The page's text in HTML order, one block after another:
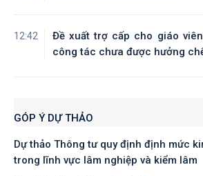
12:42
Đề xuất trợ cấp cho giáo
công tác chưa được hưởng
GÓP Ý DỰ THẢO
Dự thảo Thông tư quy định định mức
trong lĩnh vực lâm nghiệp và kiểm lâm